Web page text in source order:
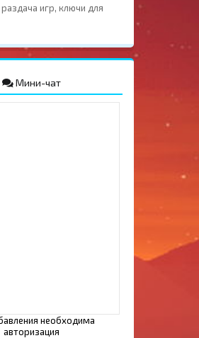
игр, ключи для
Мини-чат
необходима
авторизация